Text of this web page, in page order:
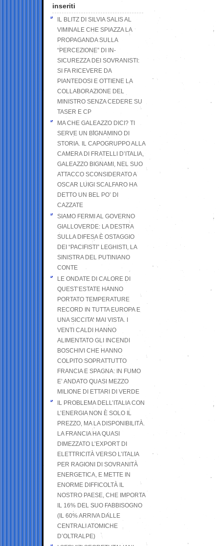
inseriti
IL BLITZ DI SILVIA SALIS AL
VIMINALE CHE SPIAZZA LA
PROPAGANDA SULLA
“PERCEZIONE” DI IN-
SICUREZZA DEI SOVRANISTI:
SI FA RICEVERE DA
PIANTEDOSI E OTTIENE LA
COLLABORAZIONE DEL
MINISTRO SENZA CEDERE SU
TASER E CP
MA CHE GALEAZZO DICI? TI
SERVE UN BIGNAMINO DI
STORIA. IL CAPOGRUPPO ALLA
CAMERA DI FRATELLI D’ITALIA,
GALEAZZO BIGNAMI, NEL SUO
ATTACCO SCONSIDERATO A
OSCAR LUIGI SCALFARO HA
DETTO UN BEL PO’ DI
CAZZATE
SIAMO FERMI AL GOVERNO
GIALLOVERDE: LA DESTRA
SULLA DIFESA È OSTAGGIO
DEI “PACIFISTI” LEGHISTI, LA
SINISTRA DEL PUTINIANO
CONTE
LE ONDATE DI CALORE DI
QUEST’ESTATE HANNO
PORTATO TEMPERATURE
RECORD IN TUTTA EUROPA E
UNA SICCITA’ MAI VISTA. I
VENTI CALDI HANNO
ALIMENTATO GLI INCENDI
BOSCHIVI CHE HANNO
COLPITO SOPRATTUTTO
FRANCIA E SPAGNA: IN FUMO
E’ ANDATO QUASI MEZZO
MILIONE DI ETTARI DI VERDE
IL PROBLEMA DELL’ITALIA CON
L’ENERGIA NON È SOLO IL
PREZZO, MA LA DISPONIBILITÀ.
LA FRANCIA HA QUASI
DIMEZZATO L’EXPORT DI
ELETTRICITÀ VERSO L’ITALIA
PER RAGIONI DI SOVRANITÀ
ENERGETICA, E METTE IN
ENORME DIFFICOLTÀ IL
NOSTRO PAESE, CHE IMPORTA
IL 16% DEL SUO FABBISOGNO
(IL 60% ARRIVA DALLE
CENTRALI ATOMICHE
D’OLTRALPE)